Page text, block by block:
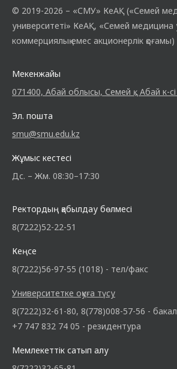
© 2019-2026 – «СМУ» КеАҚ («Семей
университеті» КеАҚ, «Семей медицина
коммерциялық емес акционерлік қоғамы)
Мекенжайы
071400, Абай облысы, Семей қ., Абай к-
Эл. пошта
smu@smu.edu.kz
Жұмыс кестесі
Дс. – Жм. 08:30–17:30
Ректордың қабылдау бөлмесі
8(7222)52-22-51
Кеңсе
8(7222)56-97-55 (1018) - тел/факс
Университетке оқуға түсу
8(7222)32-61-80, 8(778)008-57-56 -
+7 747 832 74 05 - резидентура
Мемлекеттік сатып алу